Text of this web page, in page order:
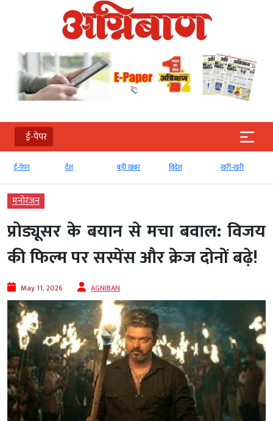
ई-पेपर
देश बड़ी खबर विदेश खरी-खरी मनोरंजन
मनोरंजन
प्रोड्यूसर के बयान से मचा बवाल: विजय
की फिल्म पर सस्पेंस और क्रेज दोनों बढ़े!
May 11, 2026 AGNIBAN